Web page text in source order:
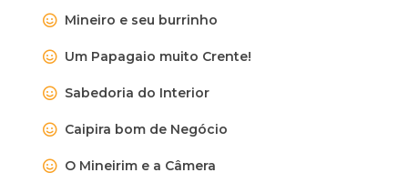
Mineiro e seu burrinho
Um Papagaio muito Crente!
Sabedoria do Interior
Caipira bom de Negócio
O Mineirim e a Câmera